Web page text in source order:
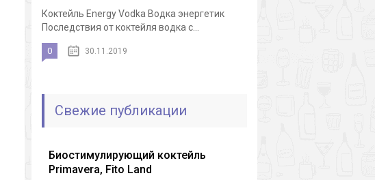
Коктейль Energy Vodka Водка энергетик
Последствия от коктейля водка с...
0 30.11.2019
Свежие публикации
Биостимулирующий коктейль
Primavera, Fito Land